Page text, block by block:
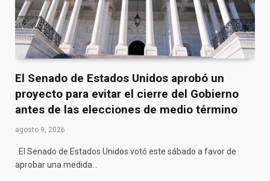
El Senado de Estados Unidos aprobó un
proyecto para evitar el cierre del Gobierno
antes de las elecciones de medio término
agosto 9, 2026
El Senado de Estados Unidos votó este sábado a favor de
aprobar una medida…